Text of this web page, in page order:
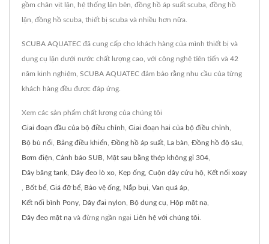
gồm chân vịt lặn, hệ thống lặn bên, đồng hồ áp suất scuba, đồng hồ
lặn, đồng hồ scuba, thiết bị scuba và nhiều hơn nữa.
SCUBA AQUATEC đã cung cấp cho khách hàng của mình thiết bị và
dụng cụ lặn dưới nước chất lượng cao, với công nghệ tiên tiến và 42
năm kinh nghiệm, SCUBA AQUATEC đảm bảo rằng nhu cầu của từng
khách hàng đều được đáp ứng.
Xem các sản phẩm chất lượng của chúng tôi
Giai đoạn đầu của bộ điều chỉnh Giai đoạn hai của bộ điều chỉnh
Bộ bù nổi Bảng điều khiển Đồng hồ áp suất La bàn Đồng hồ độ sâu
Bơm điện Cảnh báo SUB Mặt sau bằng thép không gỉ 304
Dây băng tank Dây đeo lò xo Kẹp ống Cuộn dây cứu hộ Kết nối xoay
Bốt bể Giá đỡ bể Bảo vệ ống Nắp bụi Van quá áp
Kết nối bình Pony Dây đai nylon Bộ dụng cụ Hộp mặt nạ
Dây đeo mặt nạ và đừng ngần ngại Liên hệ với chúng tôi